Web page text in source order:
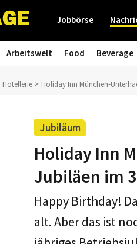
Jobbörse
Arbeitswelt Food Beverage
Hotellerie Holiday Inn München-
Jubiläum
Holiday Inn
Jubiläen im
Happy Birthday!
alt. Aber das ist